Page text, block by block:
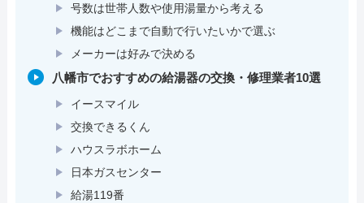
号数は世帯人数や使用湯量から考える
機能はどこまで自動で行いたいかで選ぶ
メーカーは好みで決める
八幡市でおすすめの給湯器の交換・修理業者10選
イースマイル
交換できるくん
ハウスラボホーム
日本ガスセンター
給湯119番